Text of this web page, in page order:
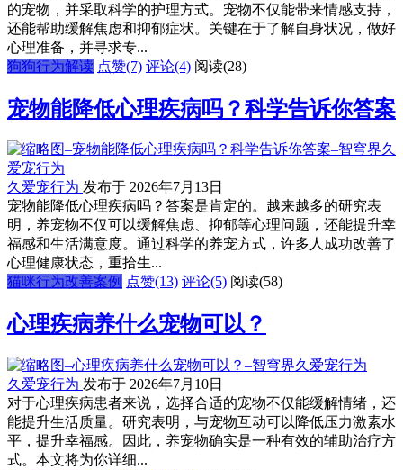
的宠物，并采取科学的护理方式。宠物不仅能带来情感支持，
还能帮助缓解焦虑和抑郁症状。关键在于了解自身状况，做好
心理准备，并寻求专...
狗狗行为解读 点赞(7) 评论(4) 阅读(28)
宠物能降低心理疾病吗？科学告诉你答案
久爱宠行为 发布于 2026年7月13日
宠物能降低心理疾病吗？答案是肯定的。越来越多的研究表
明，养宠物不仅可以缓解焦虑、抑郁等心理问题，还能提升幸
福感和生活满意度。通过科学的养宠方式，许多人成功改善了
心理健康状态，重拾生...
猫咪行为改善案例 点赞(13) 评论(5) 阅读(58)
心理疾病养什么宠物可以？
久爱宠行为 发布于 2026年7月10日
对于心理疾病患者来说，选择合适的宠物不仅能缓解情绪，还
能提升生活质量。研究表明，与宠物互动可以降低压力激素水
平，提升幸福感。因此，养宠物确实是一种有效的辅助治疗方
式。本文将为你详细...